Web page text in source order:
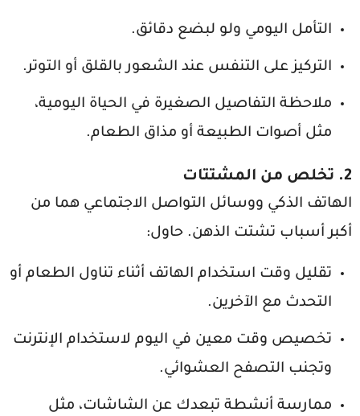
التأمل اليومي ولو لبضع دقائق.
التركيز على التنفس عند الشعور بالقلق أو التوتر.
ملاحظة التفاصيل الصغيرة في الحياة اليومية،
مثل أصوات الطبيعة أو مذاق الطعام.
2. تخلص من المشتتات
الهاتف الذكي ووسائل التواصل الاجتماعي هما من
أكبر أسباب تشتت الذهن. حاول:
تقليل وقت استخدام الهاتف أثناء تناول الطعام أو
التحدث مع الآخرين.
تخصيص وقت معين في اليوم لاستخدام الإنترنت
وتجنب التصفح العشوائي.
ممارسة أنشطة تبعدك عن الشاشات، مثل